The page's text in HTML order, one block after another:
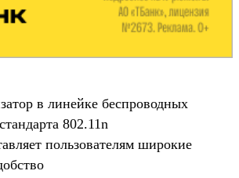
в линейке беспроводных
802.11n
пользователям широкие